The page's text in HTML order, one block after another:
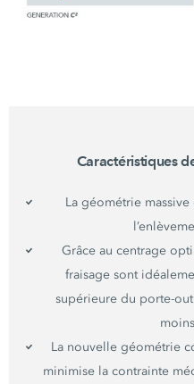
Caractéristiques
La géométrie
Grâce au centrage
fraisage sont
supérieure du porte-
La nouvelle géométrie
minimise la contrainte